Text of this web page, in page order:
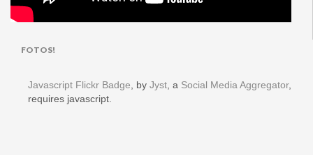
FOTOS!
Javascript Flickr Badge , by Jyst , a Social Media Aggregator,
requires javascript.